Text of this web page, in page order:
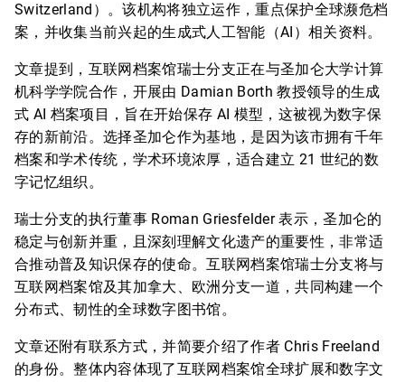
Switzerland）。该机构将独立运作，重点保护全球濒危档
案，并收集当前兴起的生成式人工智能（AI）相关资料。
文章提到，互联网档案馆瑞士分支正在与圣加仑大学计算
机科学学院合作，开展由 Damian Borth 教授领导的生成
式 AI 档案项目，旨在开始保存 AI 模型，这被视为数字保
存的新前沿。选择圣加仑作为基地，是因为该市拥有千年
档案和学术传统，学术环境浓厚，适合建立 21 世纪的数
字记忆组织。
瑞士分支的执行董事 Roman Griesfelder 表示，圣加仑的
稳定与创新并重，且深刻理解文化遗产的重要性，非常适
合推动普及知识保存的使命。互联网档案馆瑞士分支将与
互联网档案馆及其加拿大、欧洲分支一道，共同构建一个
分布式、韧性的全球数字图书馆。
文章还附有联系方式，并简要介绍了作者 Chris Freeland
的身份。整体内容体现了互联网档案馆全球扩展和数字文